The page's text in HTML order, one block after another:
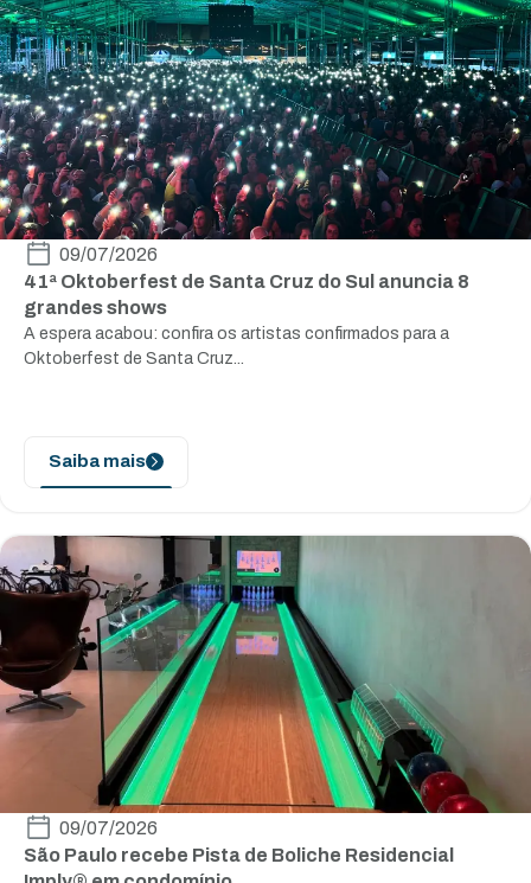
09/07/2026
41ª Oktoberfest de Santa Cruz do Sul anuncia 8
grandes shows
A espera acabou: confira os artistas confirmados para a
Oktoberfest de Santa Cruz...
Saiba mais
09/07/2026
São Paulo recebe Pista de Boliche Residencial